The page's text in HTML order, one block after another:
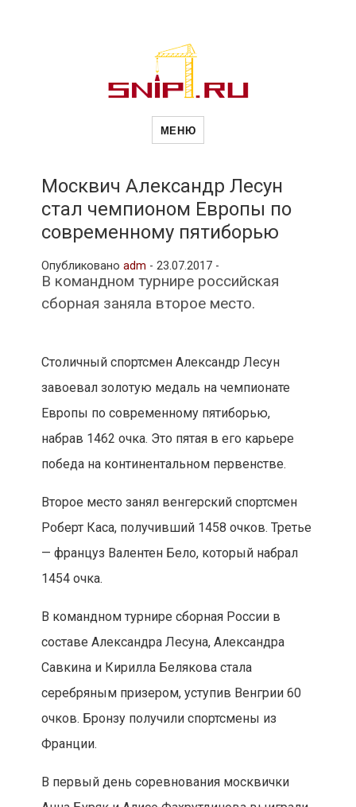
Новости
и
другие связанные со стройкой
рубрики
МЕНЮ
Москвич Александр Лесун
стал чемпионом Европы по
современному пятиборью
Опубликовано adm - 23.07.2017 -
В командном турнире российская
сборная заняла второе место.
Столичный спортсмен Александр Лесун
завоевал золотую медаль на чемпионате
Европы по современному пятиборью,
набрав 1462 очка. Это пятая в его карьере
победа на континентальном первенстве.
Второе место занял венгерский спортсмен
Роберт Каса, получивший 1458 очков. Третье
— француз Валентен Бело, который набрал
1454 очка.
В командном турнире сборная России в
составе Александра Лесуна, Александра
Савкина и Кирилла Белякова стала
серебряным призером, уступив Венгрии 60
очков. Бронзу получили спортсмены из
Франции.
В первый день соревнования москвички